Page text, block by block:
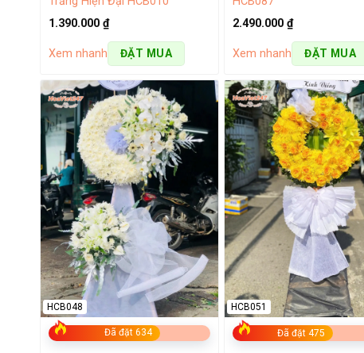
Giỏ hoa, bó hoa, lẵng hoa tươi
Mỗi khách hàng đến mua hoa tươi tại cửa hàng chúng tôi
thiết kế dạng lẵng, bó hoa hoặc
giỏ hoa tươiđể phục vụ
20 10,…. Ngoài ra, tùy theo mục đích khách hàng có thể
1.390.000 ₫
Xem nhanh ĐẶT MUA
2.490.000₫
Xem nhanh ĐẶT MUA
Đã đặt 634
HCB048
Đã đặt 475
HCB051